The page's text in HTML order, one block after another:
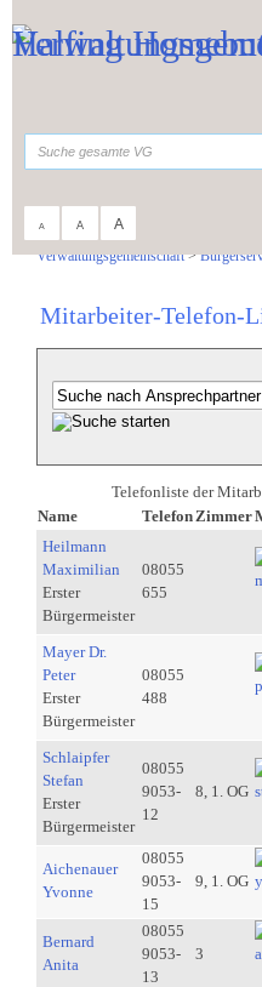
A A A
Verwaltungsgemeinschaft>
Mitarbeiter-Telefon-
Telefonliste der
Name
Telefon Zimmer
Heilmann
Maximilian
Erster
Bürgermeister
08055
655
Mayer Dr.
Peter
Erster
Bürgermeister
08055
488
Schlaipfer
Stefan
Erster
Bürgermeister
08055
9053-
12
8, 1. OG
Aichenauer
Yvonne
08055
9053-
15
9, 1. OG
Bernard
Anita
08055
9053-
13
3